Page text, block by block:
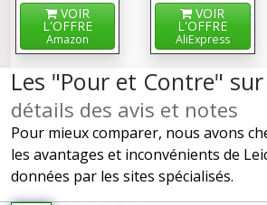
VOIR
L'OFFRE
Amazon
VOIR
L'OFFRE
AliExpress
Les "Pour et Contre" sur
détails des avis et notes
Pour mieux comparer, nous avons
les avantages et inconvénients de
données par les sites spécialisés.